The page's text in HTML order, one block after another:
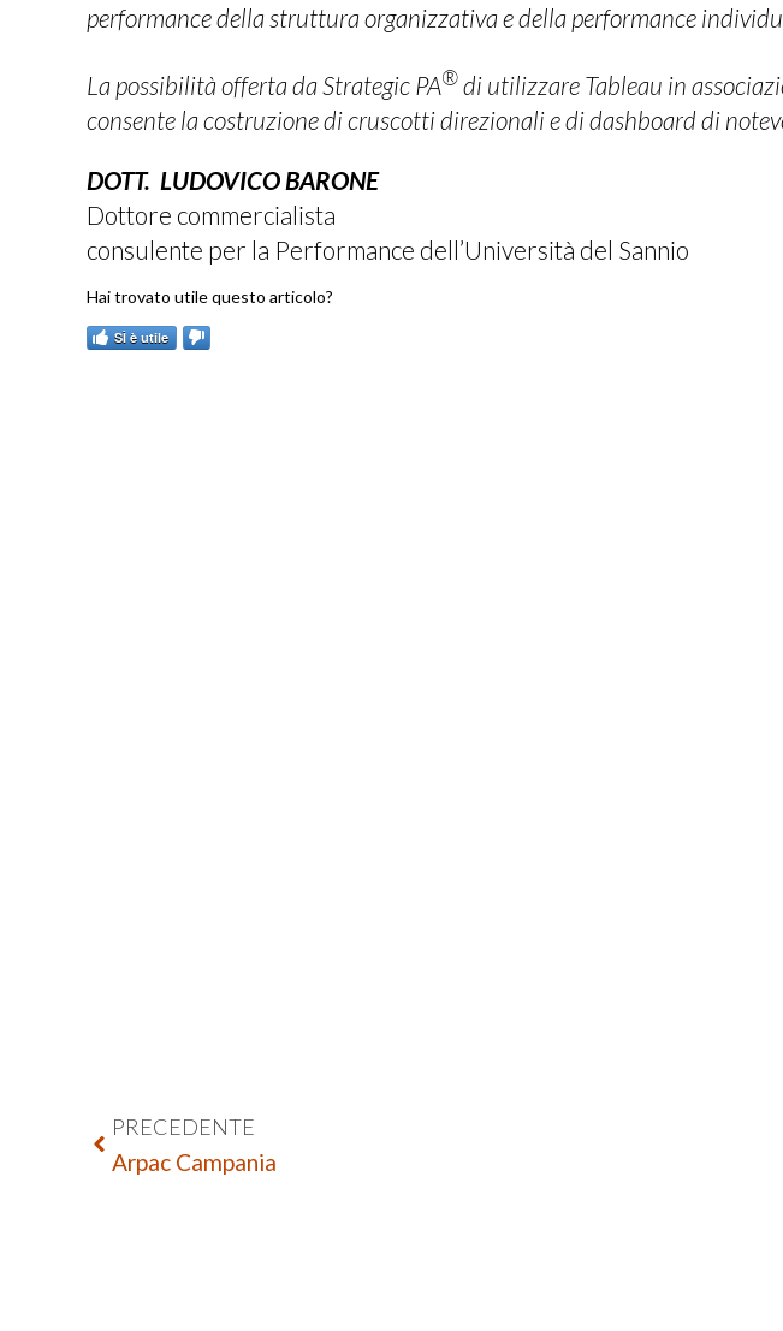
performance della struttura organizzativa e della performance
La possibilità offerta da Strategic PA®di utilizzare Tableau in
consente la costruzione di cruscotti direzionali e di dashboard di
DOTT. LUDOVICO BARONE
Dottore commercialista
consulente per la Performance dell’Università del Sannio
SÌ è utile
PRECEDENTE
Arpac Campania